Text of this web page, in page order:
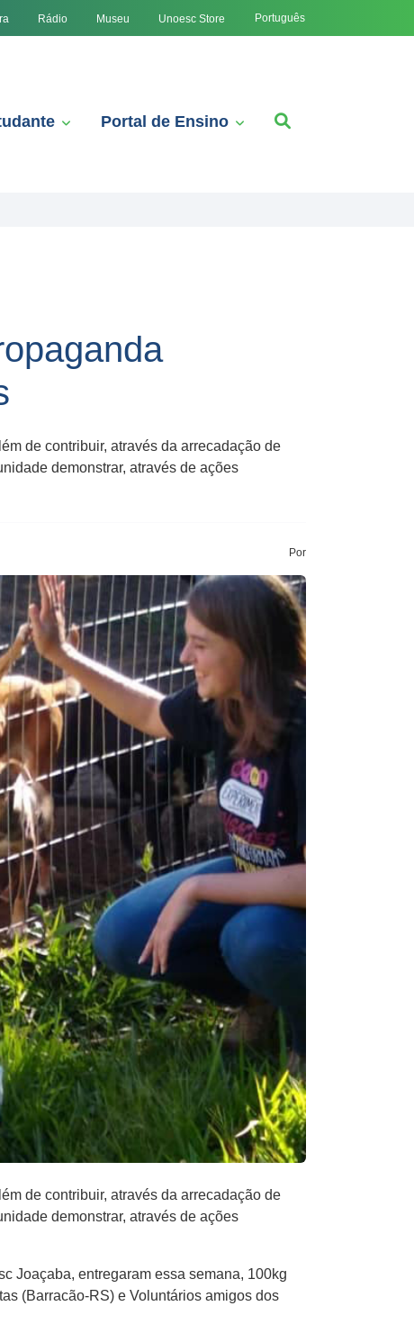
Rádio Museu Unoesc Store Português
Portal de Ensino
de contribuir, através da arrecadação de
demonstrar, através de ações
Por
de contribuir, através da arrecadação de
demonstrar, através de ações
Joaçaba, entregaram essa semana, 100kg
(Barracão-RS) e Voluntários amigos dos